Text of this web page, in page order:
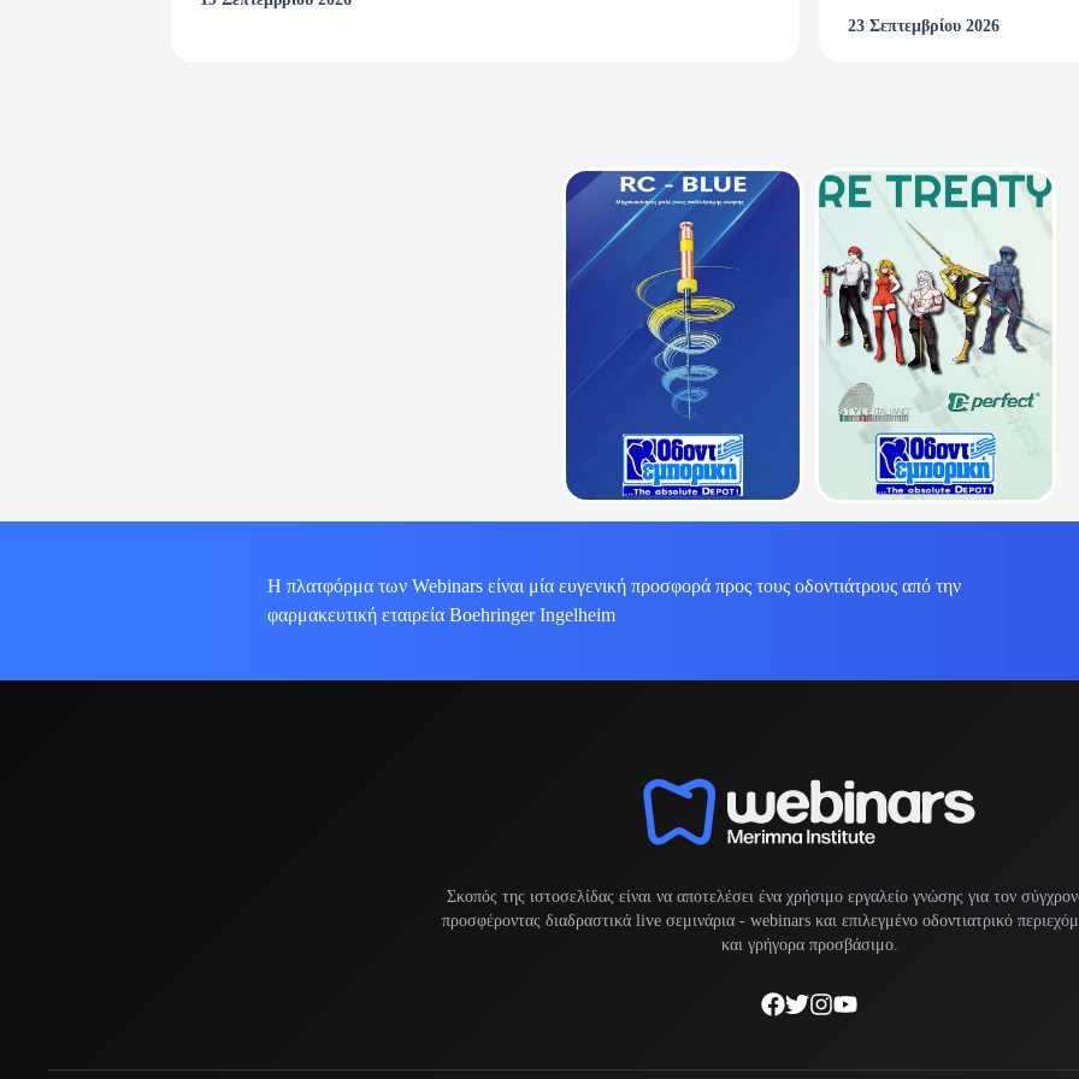
ανήκετε. Απαραίτητη προϋπόθεση για την απόδοση πιστοποιητικού, και διδακτικών μονάδων είναι η παρακολούθηση
23 Σεπτεμβρίου 2026
Η πλατφόρμα των Webinars είναι μία ευγενική προσφορά προς τους οδοντιάτρους από την
φαρμακευτική εταιρεία Boehringer Ingelheim
Σκοπός της ιστοσελίδας είναι να αποτελέσει ένα χρήσιμο εργαλείο γνώσης για τον
προσφέροντας διαδραστικά live σεμινάρια - webinarsκαι επιλεγμένο οδοντιατρικό
και γρήγορα προσβάσιμο.